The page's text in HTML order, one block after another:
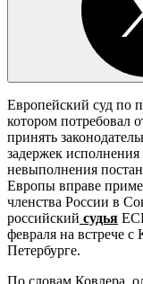
Европейский суд по
котором потребовал
принять
задержек
невыполнения
Европы вправе
членства России в
российский судья
февраля на встрече
Петербурге.
По словам Ковлера,